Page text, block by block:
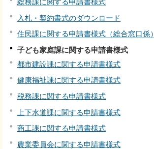
総務課に関する申請書様式
入札・契約書式のダウンロード
住民課に関する申請書様式（総合窓口係）
子ども家庭課に関する申請書様式
都市建設課に関する申請書様式
健康福祉課に関する申請書様式
税務課に関する申請書様式
上下水道課に関する申請書様式
商工課に関する申請書様式
農業委員会に関する申請書様式